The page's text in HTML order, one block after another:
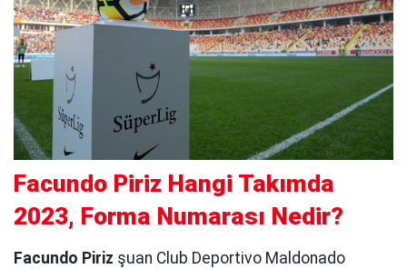
Facundo Piriz Hangi Takımda
2023, Forma Numarası Nedir?
Facundo Piriz şuan Club Deportivo Maldonado